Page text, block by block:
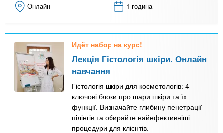
Онлайн 1 година
Идёт набор на курс!
Лекція Гістологія шкіри. Онлайн
навчання
Гістологія шкіри для косметологів: 4
ключові блоки про шари шкіри та їх
функції. Визначайте глибину пенетрації
пілінгів та обирайте найефективніші
процедури для клієнтів.